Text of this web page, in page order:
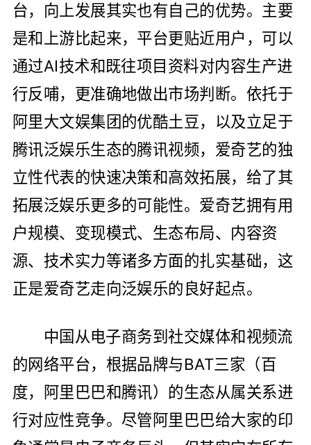
台，向上发展其实也有自己的优势。主要
是和上游比起来，平台更贴近用户，可以
通过AI技术和既往项目资料对内容生产进
行反哺，更准确地做出市场判断。依托于
阿里大文娱集团的优酷土豆，以及立足于
腾讯泛娱乐生态的腾讯视频，爱奇艺的独
立性代表的快速决策和高效拓展，给了其
拓展泛娱乐更多的可能性。爱奇艺拥有用
户规模、变现模式、生态布局、内容资
源、技术实力等诸多方面的扎实基础，这
正是爱奇艺走向泛娱乐的良好起点。
中国从电子商务到社交媒体和视频流
的网络平台，根据品牌与BAT三家（百
度，阿里巴巴和腾讯）的生态从属关系进
行对应性竞争。尽管阿里巴巴给大家的印